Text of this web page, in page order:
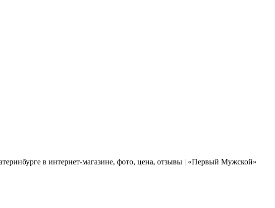
в интернет-магазине, фото, цена, отзывы | «Первый Мужской»